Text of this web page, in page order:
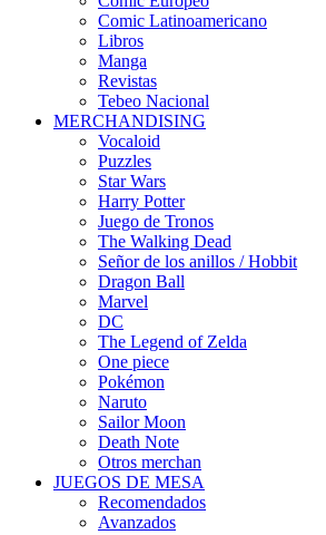
Comic Latinoamericano
Libros
Manga
Revistas
Tebeo Nacional
MERCHANDISING
Vocaloid
Puzzles
Star Wars
Harry Potter
Juego de Tronos
The Walking Dead
Señor de los anillos / Hobbit
Dragon Ball
Marvel
DC
The Legend of Zelda
One piece
Pokémon
Naruto
Sailor Moon
Death Note
Otros merchan
JUEGOS DE MESA
Recomendados
Avanzados